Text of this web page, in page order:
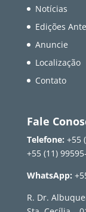
Notícias
Edições
Anuncie
Localização
Contato
Fale
Telefone: +55
+55 (11)
WhatsApp:
R. Dr.